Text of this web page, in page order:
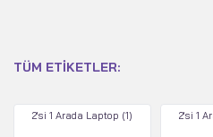
TÜM ETIKETLER:
2'si 1 Arada Laptop (1) 2'si 1